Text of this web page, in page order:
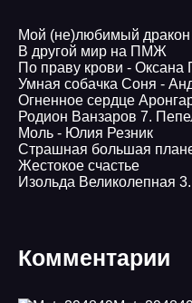
Мой (не)любимый
В другой мир на ПМЖ
По праву крови - Оксана
Умная собачка Соня -
Огненное сердце
Родион Ванзаров 7.
Моль - Юлия Резник
Страшная большая
Жестокое счастье
Изольда Великолепная
Комментарии